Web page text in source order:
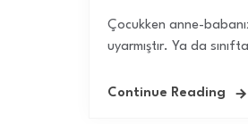
Çocukken anne-
uyarmıştır. Ya da
Continue Reading